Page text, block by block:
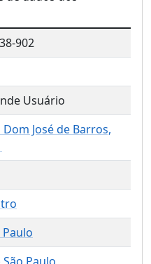
902
Usuário
Dom José de Barros,
Paulo